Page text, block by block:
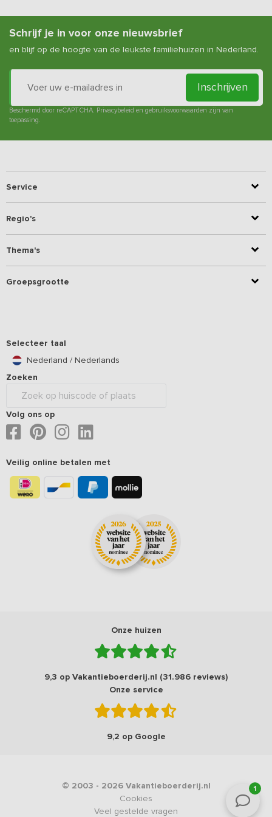
1
Schrijf je in voor onze nieuwsbrief
en blijf op de hoogte van de leukste familiehuizen in Nederland.
Inschrijven
Beschermd door reCAPTCHA. Privacybeleid en gebruiksvoorwaarden zijn van
toepassing.
Service
Regio's
Thema's
Groepsgrootte
Selecteer taal
Nederland / Nederlands
Zoeken
Volg ons op
Veilig online betalen met
Onze huizen
9,3 op Vakantieboerderij.nl (31.986 reviews)
Onze service
9,2 op Google
© 2003 - 2026 Vakantieboerderij.nl
Cookies
Veel gestelde vragen